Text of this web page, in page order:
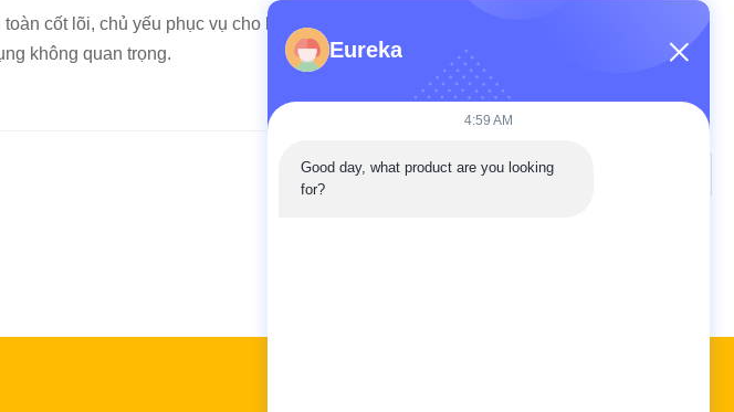
cốt lõi, chủ yếu phục vụ cho bảo vệ hoặc ngoại hình.Răng xô, là các mặt hàng mài
không quan trọng.
Eureka
4:59 AM
Good day, what product are you looking
for?